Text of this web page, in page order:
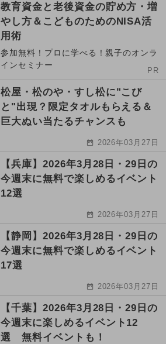
教育資金と老後資金の貯め方・増
やし方＆こどものためのNISA活
用術
参加無料！プロに学べる！親子のオンラ
インセミナー
PR
松屋・松のや・すし松に"こび
と"出現？限定タオルもらえる＆
巨大ぬい当たるチャンスも
2026年03月27日
【兵庫】2026年3月28日・29日の
今週末に無料で楽しめるイベント
12選
2026年03月27日
【静岡】2026年3月28日・29日の
今週末に無料で楽しめるイベント
17選
2026年03月27日
【千葉】2026年3月28日・29日の
今週末に楽しめるイベント12
選 無料イベントも！